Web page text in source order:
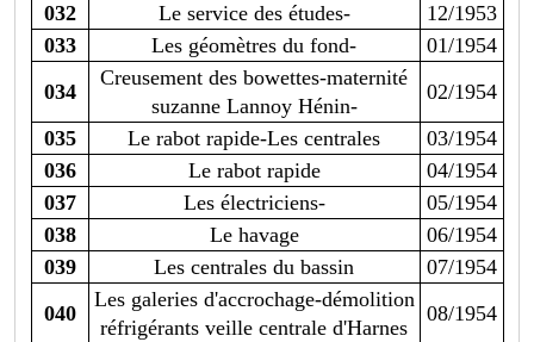
032
Le service des études-
12/1953
033
Les géomètres du fond-
01/1954
034
Creusement des bowettes-maternité
suzanne Lannoy Hénin-
02/1954
035
Le rabot rapide-Les centrales
03/1954
036
Le rabot rapide
04/1954
037
Les électriciens-
05/1954
038
Le havage
06/1954
039
Les centrales du bassin
07/1954
040
Les galeries d'accrochage-démolition
réfrigérants veille centrale d'Harnes
08/1954